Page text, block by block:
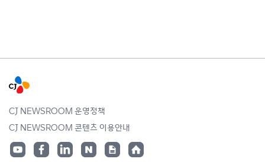
CJ NEWSROOM 운영정책
CJ NEWSROOM 콘텐츠 이용안내